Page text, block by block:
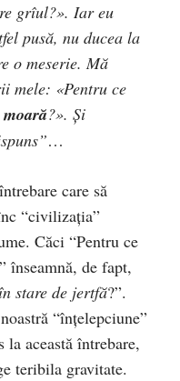
grîul?». Iar eu
pusă, nu ducea la
o meserie. Mă
mele: «Pentru ce
moară?». Şi
…
care să
“civilizaţia”
Căci “Pentru ce
înseamnă, de fapt,
în stare de jertfă?”.
“înţelepciune”
la această întrebare,
teribila gravitate.